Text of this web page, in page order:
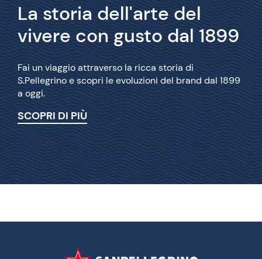
La storia dell'arte del
vivere con gusto dal 1899
Fai un viaggio attraverso la ricca storia di
S.Pellegrino e scopri le evoluzioni del brand dal 1899
a oggi.
SCOPRI DI PIÙ